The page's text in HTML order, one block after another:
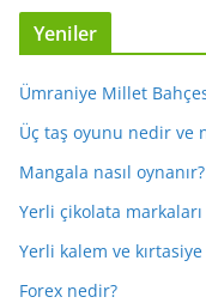
Yeniler
Ümraniye Millet
Üç taş oyunu nedir ve
Mangala nasıl oynanır?
Yerli çikolata
Yerli kalem ve
Forex nedir?